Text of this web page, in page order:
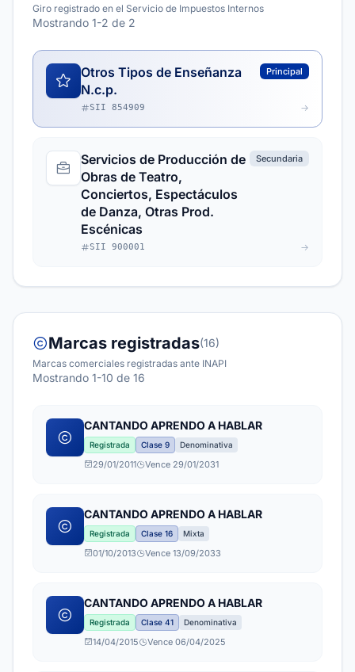
Giro registrado en el Servicio de Impuestos Internos
Mostrando 1-2 de 2
Otros Tipos de Enseñanza
N.c.p.
Principal
SII 854909
Servicios de Producción de
Obras de Teatro,
Conciertos, Espectáculos
de Danza, Otras Prod.
Escénicas
Secundaria
SII 900001
Marcas registradas(16)
Marcas comerciales registradas ante INAPI
Mostrando 1-10 de 16
CANTANDO APRENDO A HABLAR
Registrada Clase 9 Denominativa
29/01/2011 Vence 29/01/2031
CANTANDO APRENDO A HABLAR
Registrada Clase 16 Mixta
01/10/2013 Vence 13/09/2033
CANTANDO APRENDO A HABLAR
Registrada Clase 41 Denominativa
14/04/2015 Vence 06/04/2025